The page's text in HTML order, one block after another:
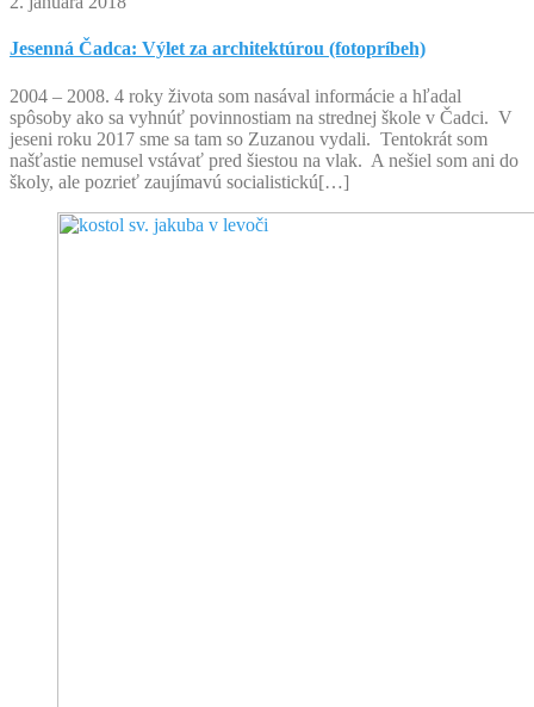
Jesenná Čadca: Výlet za architektúrou (fotopríbeh)
2004 – 2008. 4 roky života som nasával informácie a hľadal
spôsoby ako sa vyhnúť povinnostiam na strednej škole v Čadci. V
jeseni roku 2017 sme sa tam so Zuzanou vydali. Tentokrát som
našťastie nemusel vstávať pred šiestou na vlak. A nešiel som ani do
školy, ale pozrieť zaujímavú socialistickú[…]